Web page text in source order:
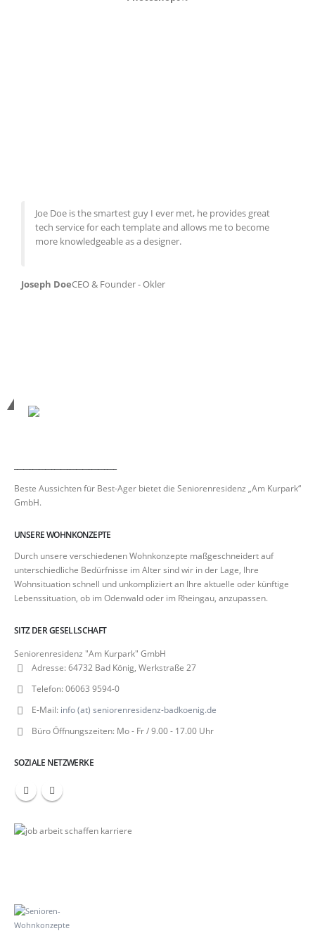
Joe Doe is the smartest guy I ever met, he provides great
tech service for each template and allows me to become
more knowledgeable as a designer.
Joseph DoeCEO & Founder - Okler
Beste Aussichten für Best-Ager bietet die Seniorenresidenz „Am Kurpark“
GmbH.
UNSERE WOHNKONZEPTE
Durch unsere verschiedenen Wohnkonzepte maßgeschneidert auf
unterschiedliche Bedürfnisse im Alter sind wir in der Lage, Ihre
Wohnsituation schnell und unkompliziert an Ihre aktuelle oder künftige
Lebenssituation, ob im Odenwald oder im Rheingau, anzupassen.
SITZ DER GESELLSCHAFT
Seniorenresidenz "Am Kurpark" GmbH
Adresse:64732 Bad König, Werkstraße 27
Telefon:06063 9594-0
E-Mail: info (at) seniorenresidenz-badkoenig.de
Büro Öffnungszeiten: Mo - Fr / 9.00 - 17.00 Uhr
SOZIALE NETZWERKE